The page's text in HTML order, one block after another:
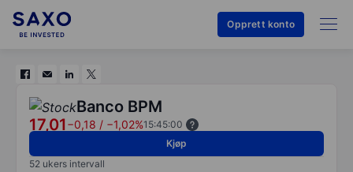
Opprett konto
Banco BPM
17,01−0,18 / −1,02%15:45:00
Kjøp
52 ukers intervall